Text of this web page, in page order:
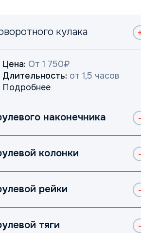
кулака
Цена: От 1 750₽
Длительность: от 1,5 часов
Подробнее
наконечника
колонки
рейки
тяги